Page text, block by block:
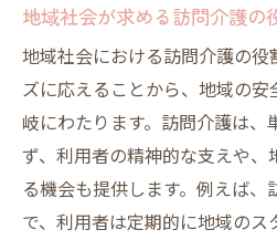
地域社会が求める訪問介護の
地域社会における訪問介護の
ズに応えることから、地域の
岐にわたります。訪問介護は、
ず、利用者の精神的な支えや
る機会も提供します。例えば、
で、利用者は定期的に地域の